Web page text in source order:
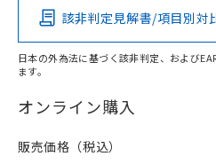
O
在庫等で未対応品が混在する可
問い合わせください。
該非判定見解書/項目別対
日本の外為法に基づく該非判定、および
ます。
オンライン購入
販売価格（税込）